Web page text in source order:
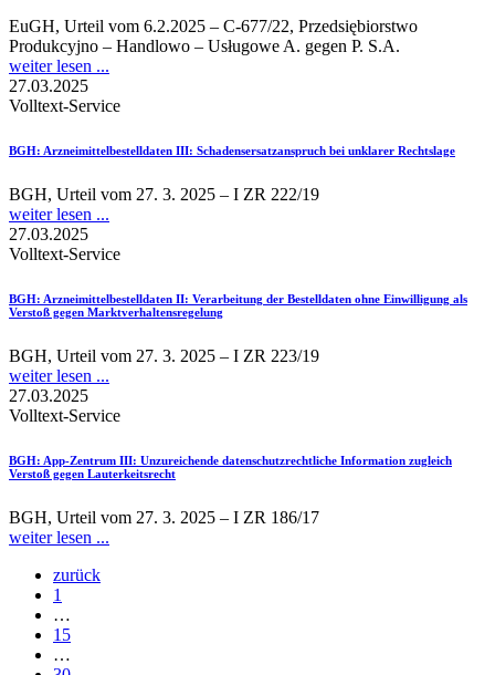
EuGH, Urteil vom 6.2.2025 – C-677/22, Przedsiębiorstwo
Produkcyjno – Handlowo – Usługowe A. gegen P. S.A.
weiter lesen ...
27.03.2025
Volltext-Service
BGH: Arzneimittelbestelldaten III: Schadensersatzanspruch bei unklarer Rechtslage
BGH, Urteil vom 27. 3. 2025 – I ZR 222/19
weiter lesen ...
27.03.2025
Volltext-Service
BGH: Arzneimittelbestelldaten II: Verarbeitung der Bestelldaten ohne Einwilligung als
Verstoß gegen Marktverhaltensregelung
BGH, Urteil vom 27. 3. 2025 – I ZR 223/19
weiter lesen ...
27.03.2025
Volltext-Service
BGH: App-Zentrum III: Unzureichende datenschutzrechtliche Information zugleich
Verstoß gegen Lauterkeitsrecht
BGH, Urteil vom 27. 3. 2025 – I ZR 186/17
weiter lesen ...
zurück
1
…
15
…